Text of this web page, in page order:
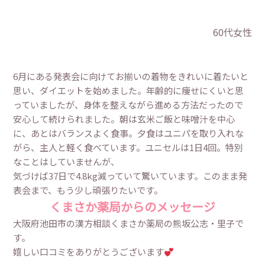
60代女性
6月にある発表会に向けてお揃いの着物をきれいに着たいと
思い、ダイエットを始めました。年齢的に痩せにくいと思
っていましたが、身体を整えながら進める方法だったので
安心して続けられました。朝は玄米ご飯と味噌汁を中心
に、あとはバランスよく食事。夕食はユニパを取り入れな
がら、主人と軽く食べています。ユニセルは1日4回。特別
なことはしていませんが、
気づけば37日で4.8kg減っていて驚いています。このまま発
表会まで、もう少し頑張りたいです。
くまさか薬局からのメッセージ
大阪府池田市の漢方相談くまさか薬局の熊坂公志・里子で
す。
嬉しい口コミをありがとうございます